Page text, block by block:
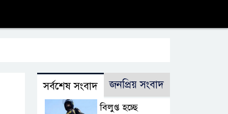
সর্বশেষ সংবাদ জনপ্রিয় সংবাদ
বিলুপ্ত হচ্ছে